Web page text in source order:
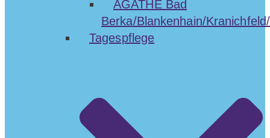
AGATHE Bad
Berka/Blankenhain/
Tagespflege